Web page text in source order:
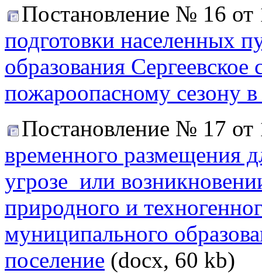
Постановление № 16
подготовки населенных
образования Сергеевское
пожароопасному сезону
Постановление № 17
временного размещения
угрозе или
природного и
муниципального
поселение (docx, 60 kb)